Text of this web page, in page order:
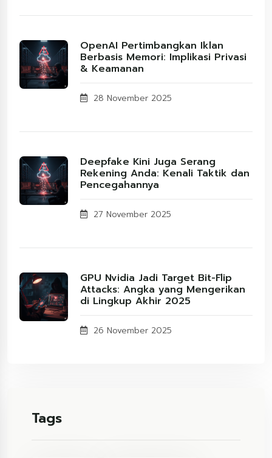
OpenAI Pertimbangkan Iklan
Berbasis Memori: Implikasi Privasi
& Keamanan
28 November 2025
Deepfake Kini Juga Serang
Rekening Anda: Kenali Taktik dan
Pencegahannya
27 November 2025
GPU Nvidia Jadi Target Bit-Flip
Attacks: Angka yang Mengerikan
di Lingkup Akhir 2025
26 November 2025
Tags